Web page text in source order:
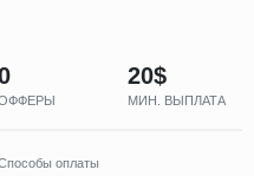
20$
МИН. ВЫПЛАТА
оплаты